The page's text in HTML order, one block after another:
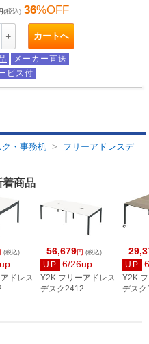
(税込) 36%OFF
＋ カートへ
メーカー直送
ビス付
・事務机 >
フリーアドレスデ
着商品
(税込)
ドレス
56,679円 (税込)
UP 6/26up
Y2K フリーアドレス
デスク2412
UP
Y2K
デス